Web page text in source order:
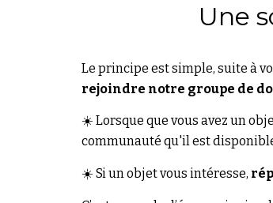
Une
Le principe est simple, suite à v
rejoindre notre groupe de
☀️ Lorsque que vous avez un
communauté qu'il est
☀️ Si un objet vous intéresse,